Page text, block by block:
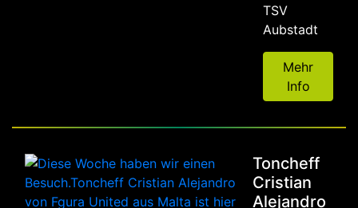
TSV
Aubstadt
Mehr
Info
Toncheff
Cristian
Alejandro